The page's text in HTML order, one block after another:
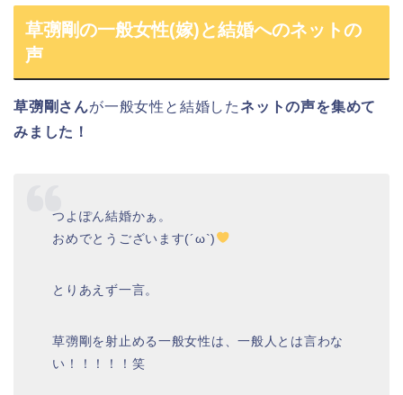
草彅剛の一般女性(嫁)と結婚へのネットの
声
草彅剛さんが一般女性と結婚したネットの声を集めて
みました！
つよぽん結婚かぁ。
おめでとうございます(´ω`)
とりあえず一言。
草彅剛を射止める一般女性は、一般人とは言わな
い！！！！！笑